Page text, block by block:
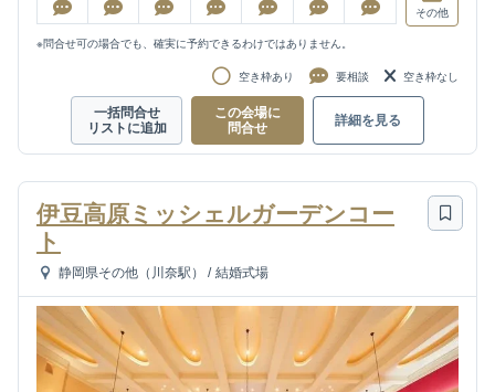
その他
※問合せ可の場合でも、確実に予約できるわけではありません。
空き枠あり 要相談 空き枠なし
一括問合せ
リストに追加
この会場に
問合せ
詳細を見る
伊豆高原ミッシェルガーデンコー
ト
静岡県その他（川奈駅） / 結婚式場